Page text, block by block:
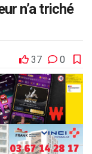
n’a triché
37 0